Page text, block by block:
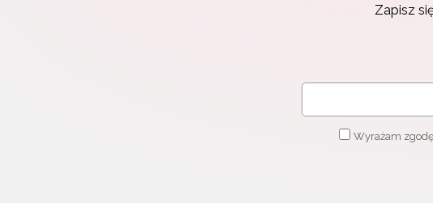
Zapisz
Wyrażam